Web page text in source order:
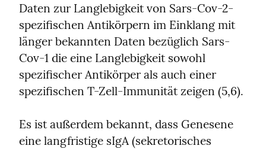
Daten zur Langlebigkeit von Sars-Cov-2-
spezifischen Antikörpern im Einklang mit
länger bekannten Daten bezüglich Sars-
Cov-1 die eine Langlebigkeit sowohl
spezifischer Antikörper als auch einer
spezifischen T-Zell-Immunität zeigen (5,6).
Es ist außerdem bekannt, dass Genesene
eine langfristige sIgA (sekretorisches